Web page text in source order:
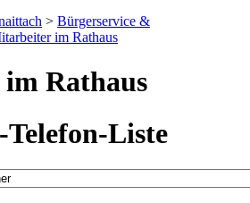
> Bürgerservice &
im Rathaus
Rathaus
Liste